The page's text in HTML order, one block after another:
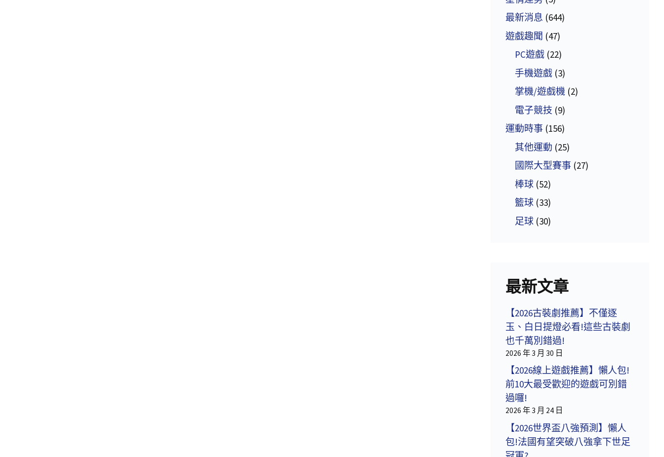
最新消息 (644)
遊戲趣聞 (47)
PC遊戲 (22)
手機遊戲 (3)
掌機/遊戲機 (2)
電子競技 (9)
運動時事 (156)
其他運動 (25)
國際大型賽事 (27)
棒球 (52)
籃球 (33)
足球 (30)
最新文章
【2026古裝劇推薦】不僅逐
玉、白日提燈必看!這些古裝劇
也千萬別錯過!
2026 年 3 月 30 日
【2026線上遊戲推薦】懶人包!
前10大最受歡迎的遊戲可別錯
過囉!
2026 年 3 月 24 日
【2026世界盃八強預測】懶人
包!法國有望突破八強拿下世足